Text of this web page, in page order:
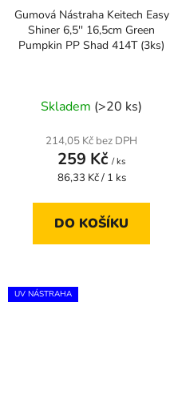
Gumová Nástraha Keitech Easy
Shiner 6,5'' 16,5cm Green
Pumpkin PP Shad 414T (3ks)
Skladem (>20 ks)
214,05 Kč bez DPH
259 Kč / ks
Měrná
86,33 Kč / 1 ks
DO KOŠÍKU
UV NÁSTRAHA